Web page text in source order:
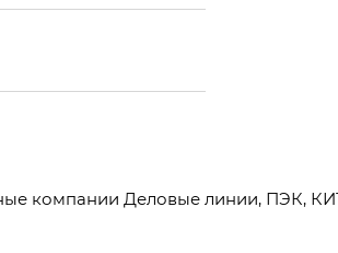
компании Деловые линии, ПЭК,